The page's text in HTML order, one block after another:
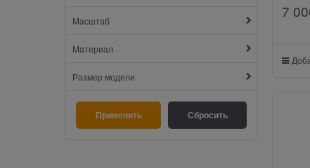
Масштаб
Материал
Размер модели
7